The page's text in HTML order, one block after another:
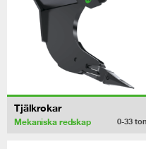
Tjälkrokar
Mekaniska redskap 0-33 ton